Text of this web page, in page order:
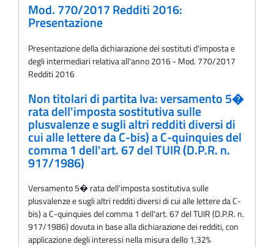
Mod. 770/2017 Redditi 2016:
Presentazione
Presentazione della dichiarazione dei sostituti d'imposta e
degli intermediari relativa all'anno 2016 - Mod. 770/2017
Redditi 2016
Non titolari di partita Iva: versamento 5�
rata dell'imposta sostitutiva sulle
plusvalenze e sugli altri redditi diversi di
cui alle lettere da C-bis) a C-quinquies del
comma 1 dell'art. 67 del TUIR (D.P.R. n.
917/1986)
Versamento 5� rata dell'imposta sostitutiva sulle
plusvalenze e sugli altri redditi diversi di cui alle lettere da C-
bis) a C-quinquies del comma 1 dell'art. 67 del TUIR (D.P.R. n.
917/1986) dovuta in base alla dichiarazione dei redditi, con
applicazione degli interessi nella misura dello 1,32%